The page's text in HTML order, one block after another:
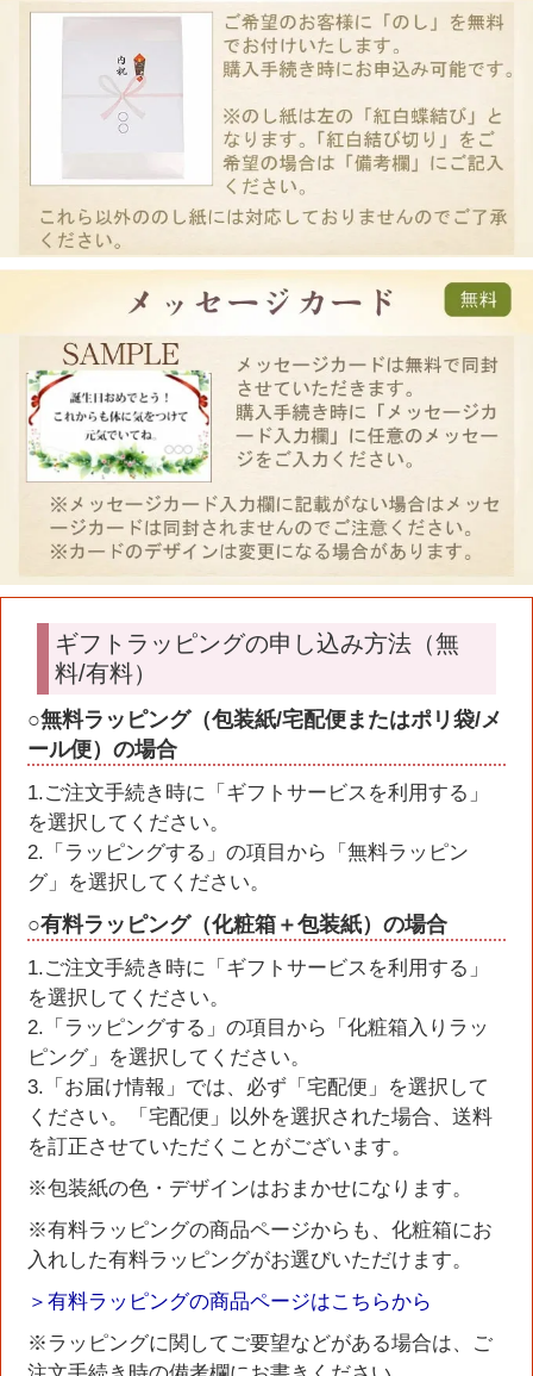
ギフトラッピングの申し込み方法（無
料/有料）
○無料ラッピング（包装紙/宅配便またはポリ袋/メ
ール便）の場合
1.ご注文手続き時に「ギフトサービスを利用する」
を選択してください。
2.「ラッピングする」の項目から「無料ラッピン
グ」を選択してください。
○有料ラッピング（化粧箱＋包装紙）の場合
1.ご注文手続き時に「ギフトサービスを利用する」
を選択してください。
2.「ラッピングする」の項目から「化粧箱入りラッ
ピング」を選択してください。
3.「お届け情報」では、必ず「宅配便」を選択して
ください。「宅配便」以外を選択された場合、送料
を訂正させていただくことがございます。
※包装紙の色・デザインはおまかせになります。
※有料ラッピングの商品ページからも、化粧箱にお
入れした有料ラッピングがお選びいただけます。
＞有料ラッピングの商品ページはこちらから
※ラッピングに関してご要望などがある場合は、ご